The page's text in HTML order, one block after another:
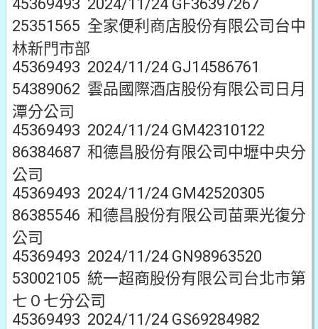
45369493 2024/11/24 GF36397267
25351565 全家便利商店股份有限公司台中
林新門市部
45369493 2024/11/24 GJ14586761
54389062 雲品國際酒店股份有限公司日月
潭分公司
45369493 2024/11/24 GM42310122
86384687 和德昌股份有限公司中壢中央分
公司
45369493 2024/11/24 GM42520305
86385546 和德昌股份有限公司苗栗光復分
公司
45369493 2024/11/24 GN98963520
53002105 統一超商股份有限公司台北市第
七０七分公司
45369493 2024/11/24 GS69284982